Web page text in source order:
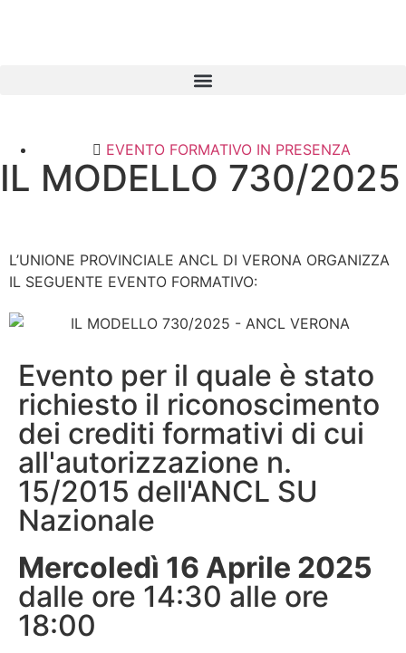
EVENTO FORMATIVO IN PRESENZA
IL MODELLO 730/2025
L’UNIONE PROVINCIALE ANCL DI VERONA ORGANIZZA
IL SEGUENTE EVENTO FORMATIVO:
Evento per il quale è stato
richiesto il riconoscimento
dei crediti formativi di cui
all'autorizzazione n.
15/2015 dell'ANCL SU
Nazionale
Mercoledì 16 Aprile 2025
dalle ore 14:30 alle ore
18:00